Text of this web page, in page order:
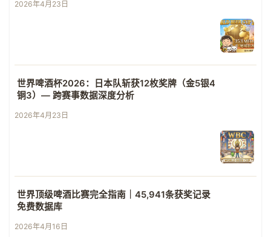
2026年4月23日
世界啤酒杯2026：日本队斩获12枚奖牌（金5银4
铜3）— 跨赛事数据深度分析
2026年4月23日
世界顶级啤酒比赛完全指南｜45,941条获奖记录
免费数据库
2026年4月16日